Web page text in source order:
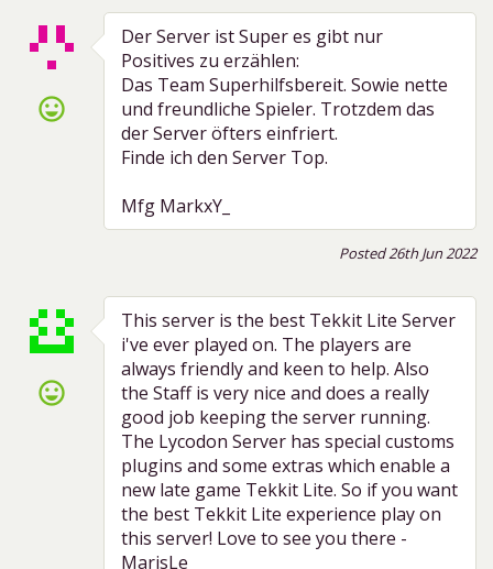
sentiment_very_satisfied
Der Server ist Super es gibt nur
Positives zu erzählen:
Das Team Superhilfsbereit. Sowie nette
und freundliche Spieler. Trotzdem das
der Server öfters einfriert.
Finde ich den Server Top.
Mfg MarkxY_
Posted 26th Jun 2022
sentiment_very_satisfied
This server is the best Tekkit Lite Server
i've ever played on. The players are
always friendly and keen to help. Also
the Staff is very nice and does a really
good job keeping the server running.
The Lycodon Server has special customs
plugins and some extras which enable a
new late game Tekkit Lite. So if you want
the best Tekkit Lite experience play on
this server! Love to see you there -
MarisLe